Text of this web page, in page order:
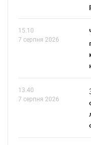
15.10
7 серпня 2026
13.40
7 серпня 2026